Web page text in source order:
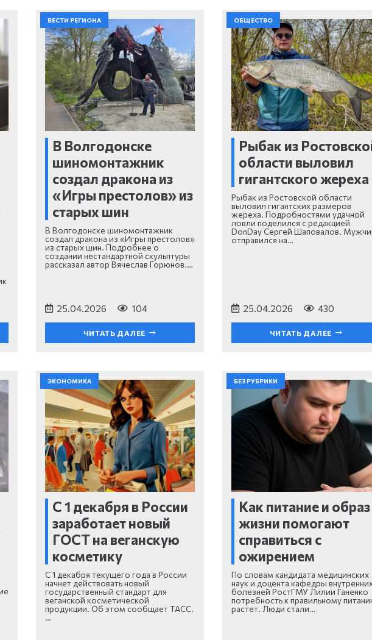
ВЕСТИ РЕГИОНА
В Волгодонске
шиномонтажник
создал дракона из
«Игры престолов» из
старых шин
В Волгодонске шиномонтажник
создал дракона из «Игры престолов»
из старых шин. Подробнее о
создании нестандартной скульптуры
рассказал автор Вячеслав Горюнов.…
25.04.2026 104
ЧИТАТЬ ДАЛЕЕ
ОБЩЕСТВО
Рыбак из
области выловил
гигантского жереха
Рыбак из Ростовской области
выловил гигантских размеров
жереха. Подробностями удачной
ловли поделился с редакцией
DonDay Сергей Шаповалов.
отправился на…
25.04.2026 430
ЧИТАТЬ ДАЛЕЕ
ЭКОНОМИКА
С 1 декабря в России
заработает новый
ГОСТ на веганскую
косметику
С 1 декабря текущего года в России
начнет действовать новый
государственный стандарт для
веганской косметической
продукции. Об этом сообщает ТАСС.
…
БЕЗ РУБРИКИ
Как питание и образ
жизни помогают
справиться с
ожирением
По словам кандидата медицинских
наук и доцента кафедры
болезней РостГМУ Лилии Ганенко
потребность к правильному
растет. Люди стали…